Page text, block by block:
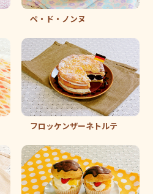
ペ・ド・ノンヌ
フロッケンザーネトルテ